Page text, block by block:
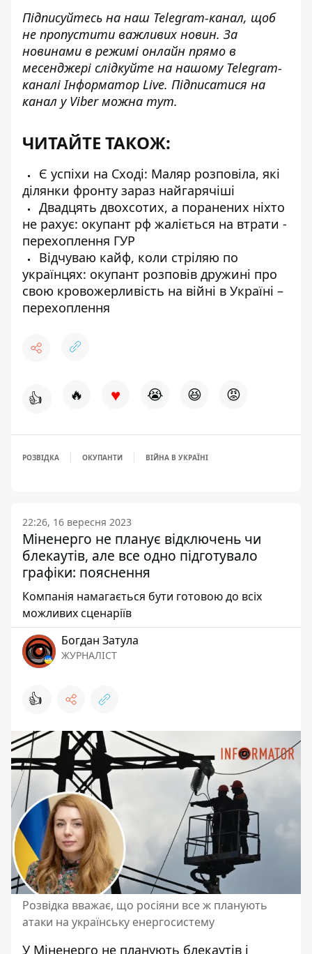
Підписуйтесь на наш Telegram-канал, щоб
не пропустити важливих новин. За
новинами в режимі онлайн прямо в
месенджері слідкуйте на нашому Telegram-
каналіІнформатор Live. Підписатися на
канал у Viber можна тут.
ЧИТАЙТЕ ТАКОЖ:
Є успіхи на Сході: Маляр розповіла, які
ділянки фронту зараз найгарячіші
Двадцять двохсотих, а поранених ніхто
не рахує: окупант рф жаліється на втрати -
перехоплення ГУР
Відчуваю кайф, коли стріляю по
українцях: окупант розповів дружині про
свою кровожерливість на війні в Україні –
перехоплення
👍 🔥 ♥ 😭 😆 😡
РОЗВІДКА ОКУПАНТИ ВІЙНА В УКРАЇНІ
22:26, 16 вересня 2023
Міненерго не планує відключень чи
блекаутів, але все одно підготувало
графіки: пояснення
Компанія намагається бути готовою до всіх
можливих сценаріїв
Богдан Затула
ЖУРНАЛІСТ
👍
Розвідка вважає, що росіяни все ж планують
атаки на українську енергосистему
У Міненерго не планують блекаутів і